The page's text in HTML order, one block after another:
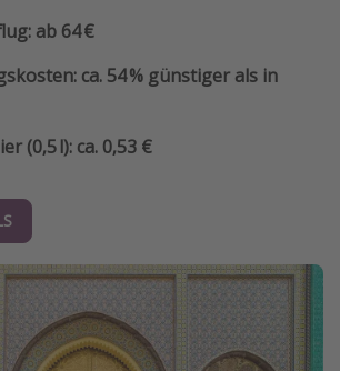
ab 64 €
ca. 54 % günstiger als in
(0,5 l): ca. 0,53 €